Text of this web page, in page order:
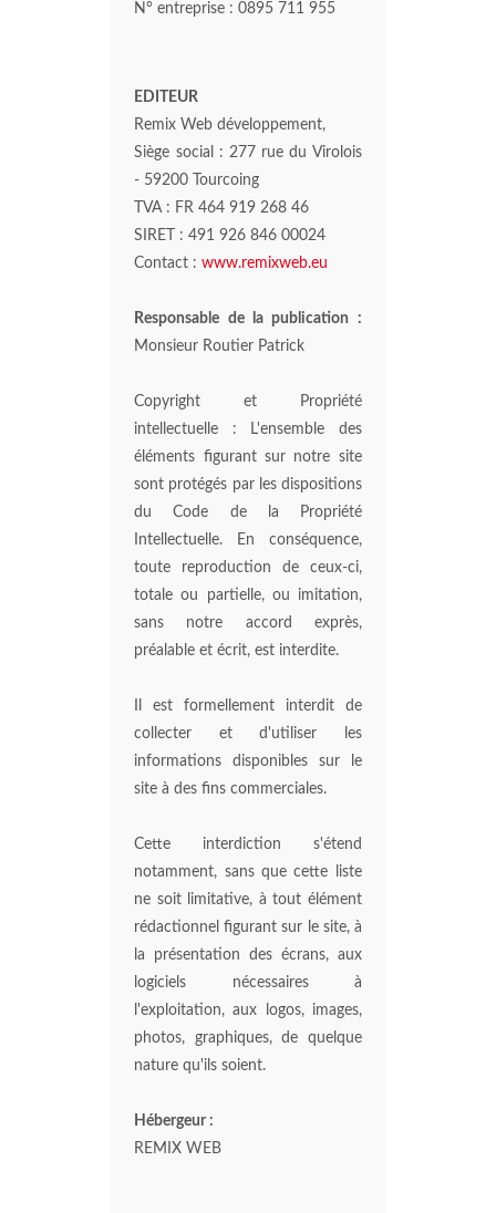
N° entreprise : 0895 711 955
EDITEUR
Remix Web développement,
Siège social : 277 rue du Virolois
- 59200 Tourcoing
TVA : FR 464 919 268 46
SIRET : 491 926 846 00024
Contact :www.remixweb.eu
Responsable de la publication :
Monsieur Routier Patrick
Copyright et Propriété
intellectuelle : L'ensemble des
éléments figurant sur notre site
sont protégés par les dispositions
du Code de la Propriété
Intellectuelle. En conséquence,
toute reproduction de ceux-ci,
totale ou partielle, ou imitation,
sans notre accord exprès,
préalable et écrit, est interdite.
Il est formellement interdit de
collecter et d'utiliser les
informations disponibles sur le
site à des fins commerciales.
Cette interdiction s'étend
notamment, sans que cette liste
ne soit limitative, à tout élément
rédactionnel figurant sur le site, à
la présentation des écrans, aux
logiciels nécessaires à
l'exploitation, aux logos, images,
photos, graphiques, de quelque
nature qu'ils soient.
Hébergeur :
REMIX WEB